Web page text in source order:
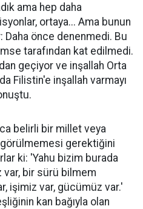
ama hep daha
ortaya... Ama bunun
önce denenmedi. Bu
tarafından kat edilmedi.
geçiyor ve inşallah Orta
Filistin'e inşallah varmayı
belirli bir millet veya
gerektiğini
ki: 'Yahu bizim burada
bir sürü bilmem
işimiz var, gücümüz var.'
kan bağıyla olan